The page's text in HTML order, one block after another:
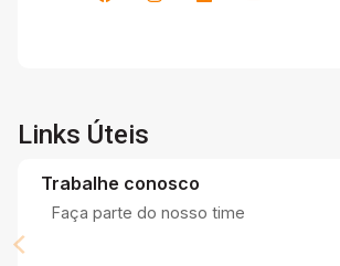
Links Úteis
Trabalhe conosco
Faça parte do nosso time